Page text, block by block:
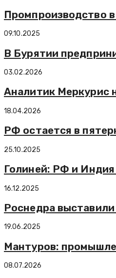
Промпроизводство
09.10.2025
В Бурятии
03.02.2026
Аналитик Меркурис
18.04.2026
РФ остается в
25.10.2025
Голиней: РФ и Индия
16.12.2025
Роснедра
19.06.2025
Мантуров:
08.07.2026